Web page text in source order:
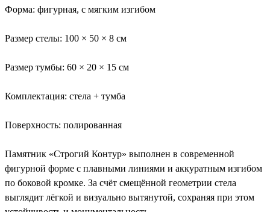
Форма: фигурная, с мягким изгибом
Размер стелы: 100 × 50 × 8 см
Размер тумбы: 60 × 20 × 15 см
Комплектация: стела + тумба
Поверхность: полированная
Памятник «Строгий Контур» выполнен в современной
фигурной форме с плавными линиями и аккуратным изгибом
по боковой кромке. За счёт смещённой геометрии стела
выглядит лёгкой и визуально вытянутой, сохраняя при этом